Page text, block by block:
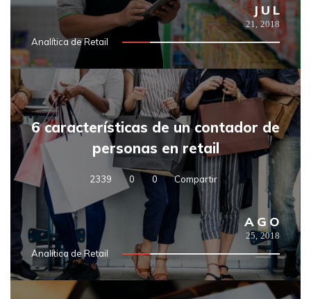
JUL
21, 2018
Analítica de Retail
6 características de un contador de
personas en retail
2339 0 0 Compartir
AGO
25, 2018
Analítica de Retail